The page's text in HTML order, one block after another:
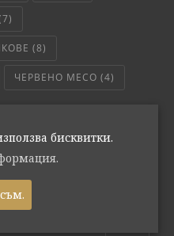
(8)
ЧЕРВЕНО МЕСО (4)
бисквитки.